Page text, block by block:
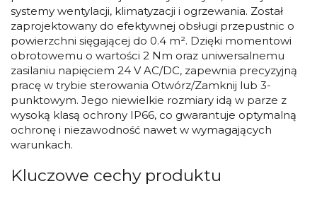
systemy wentylacji, klimatyzacji i ogrzewania. Został
zaprojektowany do efektywnej obsługi przepustnic o
powierzchni sięgającej do 0.4 m². Dzięki momentowi
obrotowemu o wartości 2 Nm oraz uniwersalnemu
zasilaniu napięciem 24 V AC/DC, zapewnia precyzyjną
pracę w trybie sterowania Otwórz/Zamknij lub 3-
punktowym. Jego niewielkie rozmiary idą w parze z
wysoką klasą ochrony IP66, co gwarantuje optymalną
ochronę i niezawodność nawet w wymagających
warunkach.
Kluczowe cechy produktu